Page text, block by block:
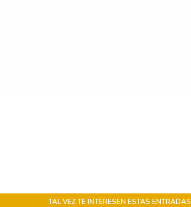
TAL VEZ TE INTERESEN ESTAS ENTRADAS